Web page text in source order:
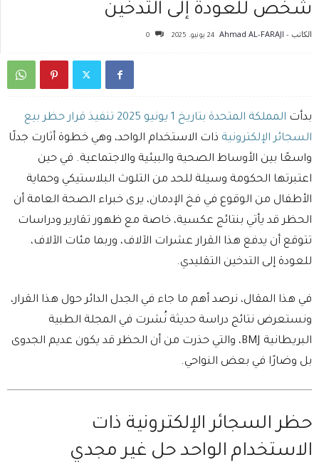
شخص للعودة إلى التدخين
الكاتب - Ahmad AL-FARAJI 24 يونيو، 2025 0
بدأت
المملكة المتحدة بتاريخ 1 يونيو 2025 تنفيذ قرار حظر بيع
السجائر الإلكترونية ذات الاستخدام الواحد، وهي خطوة أثارت جدلًا
واسعًا بين الأوساط الصحية والبيئية والاجتماعية. في حين
اعتبرتها الحكومة وسيلة للحد من التلوث البلاستيكي وحماية
الأطفال من الوقوع في فخ الإدمان، يرى خبراء الصحة العامة أن
الحظر قد يأتي بنتائج عكسية، خاصة مع ظهور تقارير ودراسات
تتوقع أن يدفع هذا القرار عشرات الآلاف، وربما مئات الآلاف،
للعودة إلى التدخين التقليدي.
في هذا المقال، نرصد أهم ما جاء في الجدل الدائر حول هذا القرار،
ونستعرض نتائج دراسة حديثة نُشرت في المجلة الطبية
البريطانية BMJ، والتي حذرت من أن الحظر قد يكون عديم الجدوى
بل وضارًا في بعض النواحي.
حظر السجائر الإلكترونية ذات
الاستخدام الواحد حل غير مجدي